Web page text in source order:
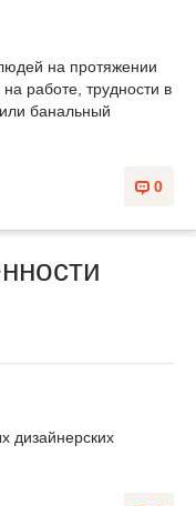
на протяжении
работе, трудности в
банальный
0
дизайнерских